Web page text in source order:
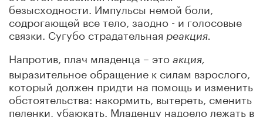
безысходности. Импульсы немой боли,
содрогающей все тело, заодно - и голосовые
связки. Сугубо страдательная реакция.
Напротив, плач младенца – это акция,
выразительное обращение к силам взрослого,
который должен придти на помощь и изменить
обстоятельства: накормить, вытереть, сменить
пеленки, убаюкать. Младенцу надоело лежать в